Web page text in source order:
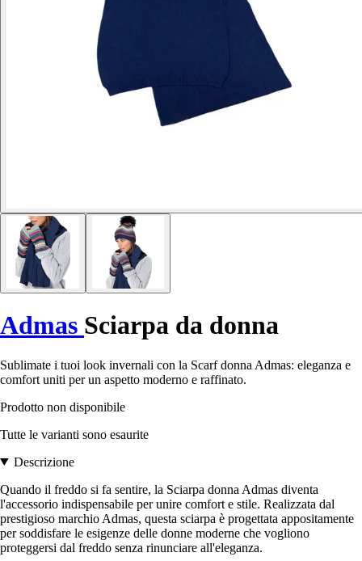
Admas Sciarpa da donna
Sublimate i tuoi look invernali con la Scarf donna Admas: eleganza e
comfort uniti per un aspetto moderno e raffinato.
Prodotto non disponibile
Tutte le varianti sono esaurite
Descrizione
Quando il freddo si fa sentire, la Sciarpa donna Admas diventa
l'accessorio indispensabile per unire comfort e stile. Realizzata dal
prestigioso marchio Admas, questa sciarpa è progettata appositamente
per soddisfare le esigenze delle donne moderne che vogliono
proteggersi dal freddo senza rinunciare all'eleganza.